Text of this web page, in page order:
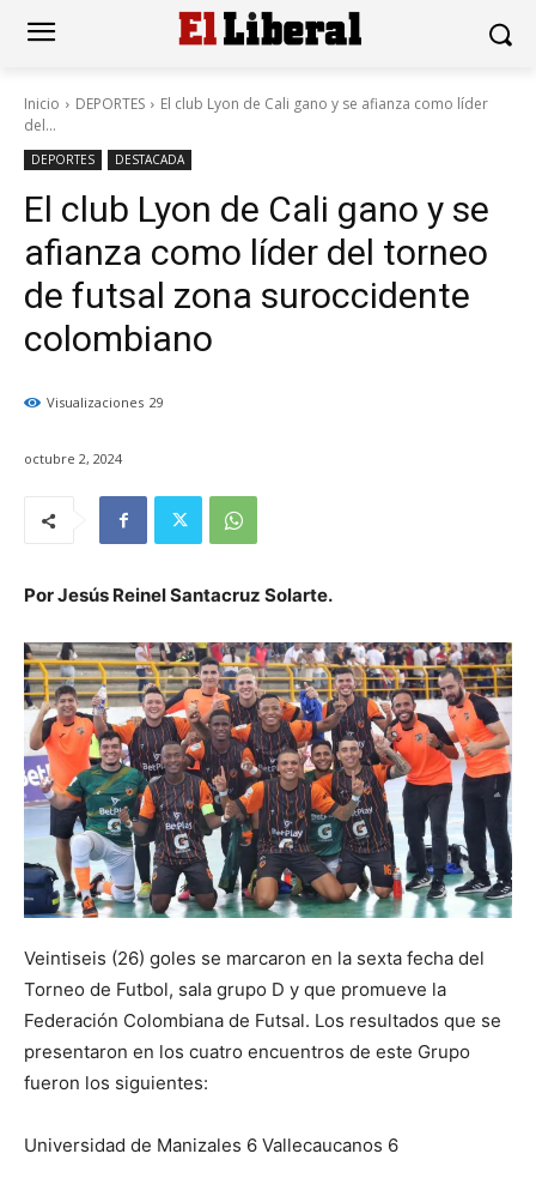
Inicio DEPORTES
El club Lyon de Cali gano y se afianza como líder
del...
DEPORTES DESTACADA
El club Lyon de Cali gano y se
afianza como líder del torneo
de futsal zona suroccidente
colombiano
Visualizaciones 29
octubre 2, 2024
Por Jesús Reinel Santacruz Solarte.
Veintiseis (26) goles se marcaron en la sexta fecha del
Torneo de Futbol, sala grupo D y que promueve la
Federación Colombiana de Futsal. Los resultados que se
presentaron en los cuatro encuentros de este Grupo
fueron los siguientes:
Universidad de Manizales 6 Vallecaucanos 6